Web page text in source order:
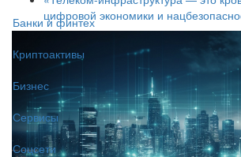
Банки и финтех
Криптоактивы
Бизнес
Сервисы
Соцсети
цифровой экономики и